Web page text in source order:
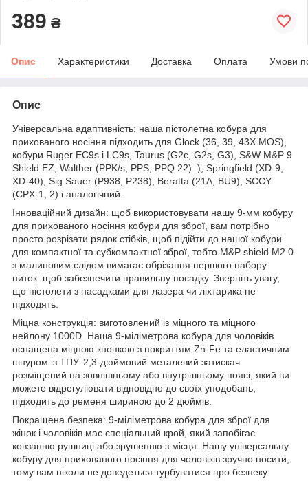
389 ₴
Опис Характеристики Доставка Оплата Умови
Опис
Універсальна адаптивність: наша пістолетна кобура для
прихованого носіння підходить для Glock (36, 39, 43X MOS),
кобури Ruger EC9s і LC9s, Taurus (G2c, G2s, G3), S&W M&P 9
Shield EZ, Walther (PPK/s, PPS, PPQ 22). ), Springfield (XD-9,
XD-40), Sig Sauer (P938, P238), Beratta (21A, BU9), SCCY
(CPX-1, 2) і аналогічний.
Інноваційний дизайн: щоб використовувати нашу 9-мм кобуру
для прихованого носіння кобури для зброї, вам потрібно
просто розрізати рядок стібків, щоб підійти до нашої кобури
для компактної та субкомпактної зброї, тобто M&P shield M2.0
з малиновим слідом вимагає обрізання першого набору
ниток. щоб забезпечити правильну посадку. Зверніть увагу,
що пістолети з насадками для лазера чи ліхтарика не
підходять.
Міцна конструкція: виготовлений із міцного та міцного
нейлону 1000D. Наша 9-міліметрова кобура для чоловіків
оснащена міцною кнопкою з покриттям Zn-Fe та еластичним
шнуром із ТПУ. 2,3-дюймовий металевий затискач
розміщений на зовнішньому або внутрішньому поясі, який ви
можете відрегулювати відповідно до своїх уподобань,
підходить до ременя шириною до 2 дюймів.
Покращена безпека: 9-міліметрова кобура для зброї для
жінок і чоловіків має спеціальний крой, який запобігає
ковзанню рушниці або зрушенню з місця. Нашу універсальну
кобуру для прихованого носіння для чоловіків зручно носити,
тому вам ніколи не доведеться турбуватися про безпеку.